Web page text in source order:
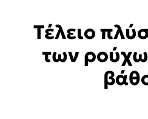
Τέλειο
των